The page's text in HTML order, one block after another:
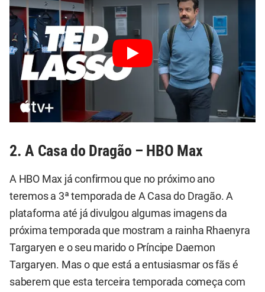
2. A Casa do Dragão – HBO Max
A HBO Max já confirmou que no próximo ano
teremos a 3ª temporada de A Casa do Dragão. A
plataforma até já divulgou algumas imagens da
próxima temporada que mostram a rainha Rhaenyra
Targaryen e o seu marido o Príncipe Daemon
Targaryen. Mas o que está a entusiasmar os fãs é
saberem que esta terceira temporada começa com